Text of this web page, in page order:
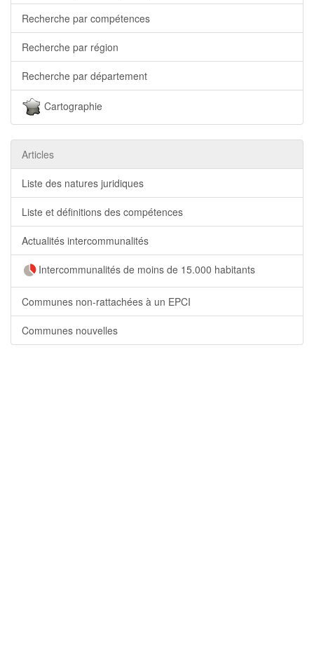
Recherche par compétences
Recherche par région
Recherche par département
Cartographie
Articles
Liste des natures juridiques
Liste et définitions des compétences
Actualités intercommunalités
Intercommunalités de moins de 15.000 habitants
Communes non-rattachées à un EPCI
Communes nouvelles